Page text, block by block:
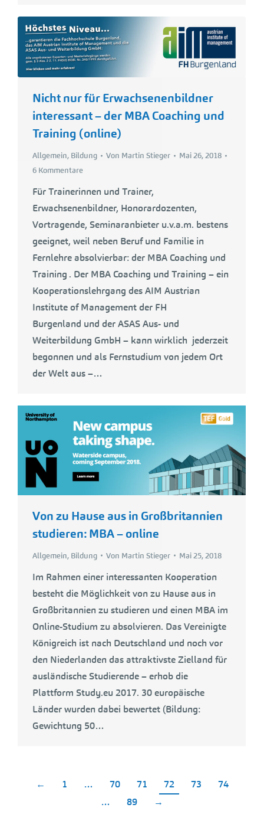
Nicht nur für Erwachsenenbildner
interessant – der MBA Coaching und
Training (online)
Allgemein, Bildung Von Martin Stieger
Mai 26, 2018
6 Kommentare
Für Trainerinnen und Trainer,
Erwachsenenbildner, Honorardozenten,
Vortragende, Seminaranbieter u.v.a.m. bestens
geeignet, weil neben Beruf und Familie in
Fernlehre absolvierbar: der MBA Coaching und
Training . Der MBA Coaching und Training – ein
Kooperationslehrgang des AIM Austrian
Institute of Management der FH
Burgenland und der ASAS Aus- und
Weiterbildung GmbH – kann wirklich jederzeit
begonnen und als Fernstudium von jedem Ort
der Welt aus –…
Von zu Hause aus in Großbritannien
studieren: MBA – online
Allgemein, Bildung Von Martin Stieger Mai 25, 2018
Im Rahmen einer interessanten Kooperation
besteht die Möglichkeit von zu Hause aus in
Großbritannien zu studieren und einen MBA im
Online-Studium zu absolvieren. Das Vereinigte
Königreich ist nach Deutschland und noch vor
den Niederlanden das attraktivste Zielland für
ausländische Studierende – erhob die
Plattform Study.eu 2017. 30 europäische
Länder wurden dabei bewertet (Bildung:
Gewichtung 50…
← 1 … 70 71 72 73
74
…
89 →